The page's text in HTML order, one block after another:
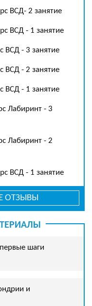
ВСД- 2 занятие
ВСД - 1 занятие
ВСД - 3 занятие
ВСД - 2 занятие
ВСД - 1 занятие
Лабиринт - 3
Лабиринт - 2
ВСД - 1 занятие
ОТЗЫВЫ
шаги
и